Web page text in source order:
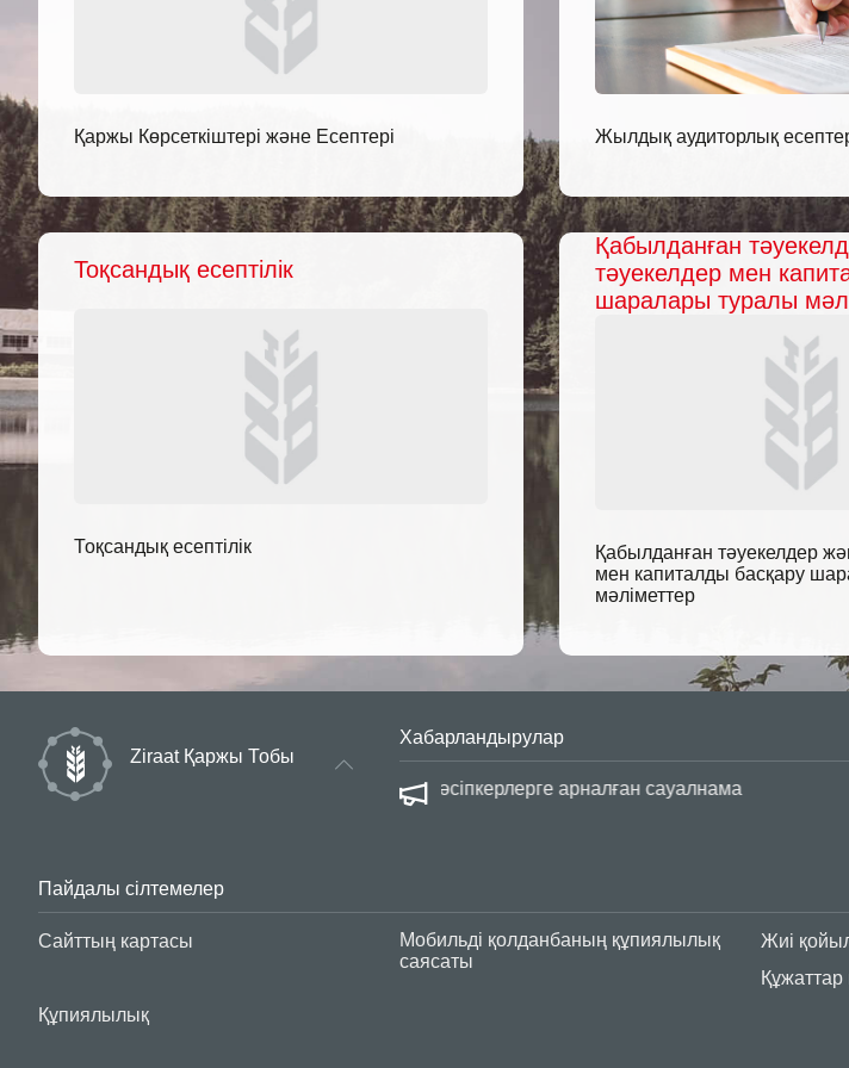
Қаржы Көрсеткіштері және Есептері Жылдық аудиторлық
Тоқсандық есептілік
Тоқсандық есептілік
Қабылданған
тәуекелдер мен
шаралары туралы
Қабылданған тәуекелдер
мен капиталды басқару
мәліметтер
Ziraat Қаржы Тобы
Хабарландырулар
Өрлеу | Қазақстандағы бизнеске қолдау
Пайдалы сілтемелер
Сайттың картасы
Мобильді қолданбаның құпиялылық
саясаты
Жиі
Құпиялылық